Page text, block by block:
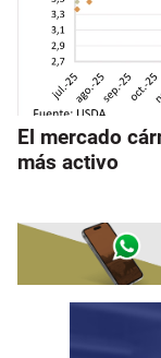
El mercado
más activo